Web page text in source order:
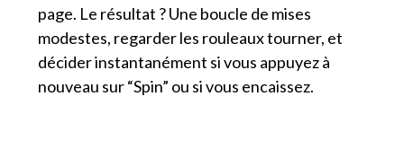
page. Le résultat ? Une boucle de mises
modestes, regarder les rouleaux tourner, et
décider instantanément si vous appuyez à
nouveau sur “Spin” ou si vous encaissez.